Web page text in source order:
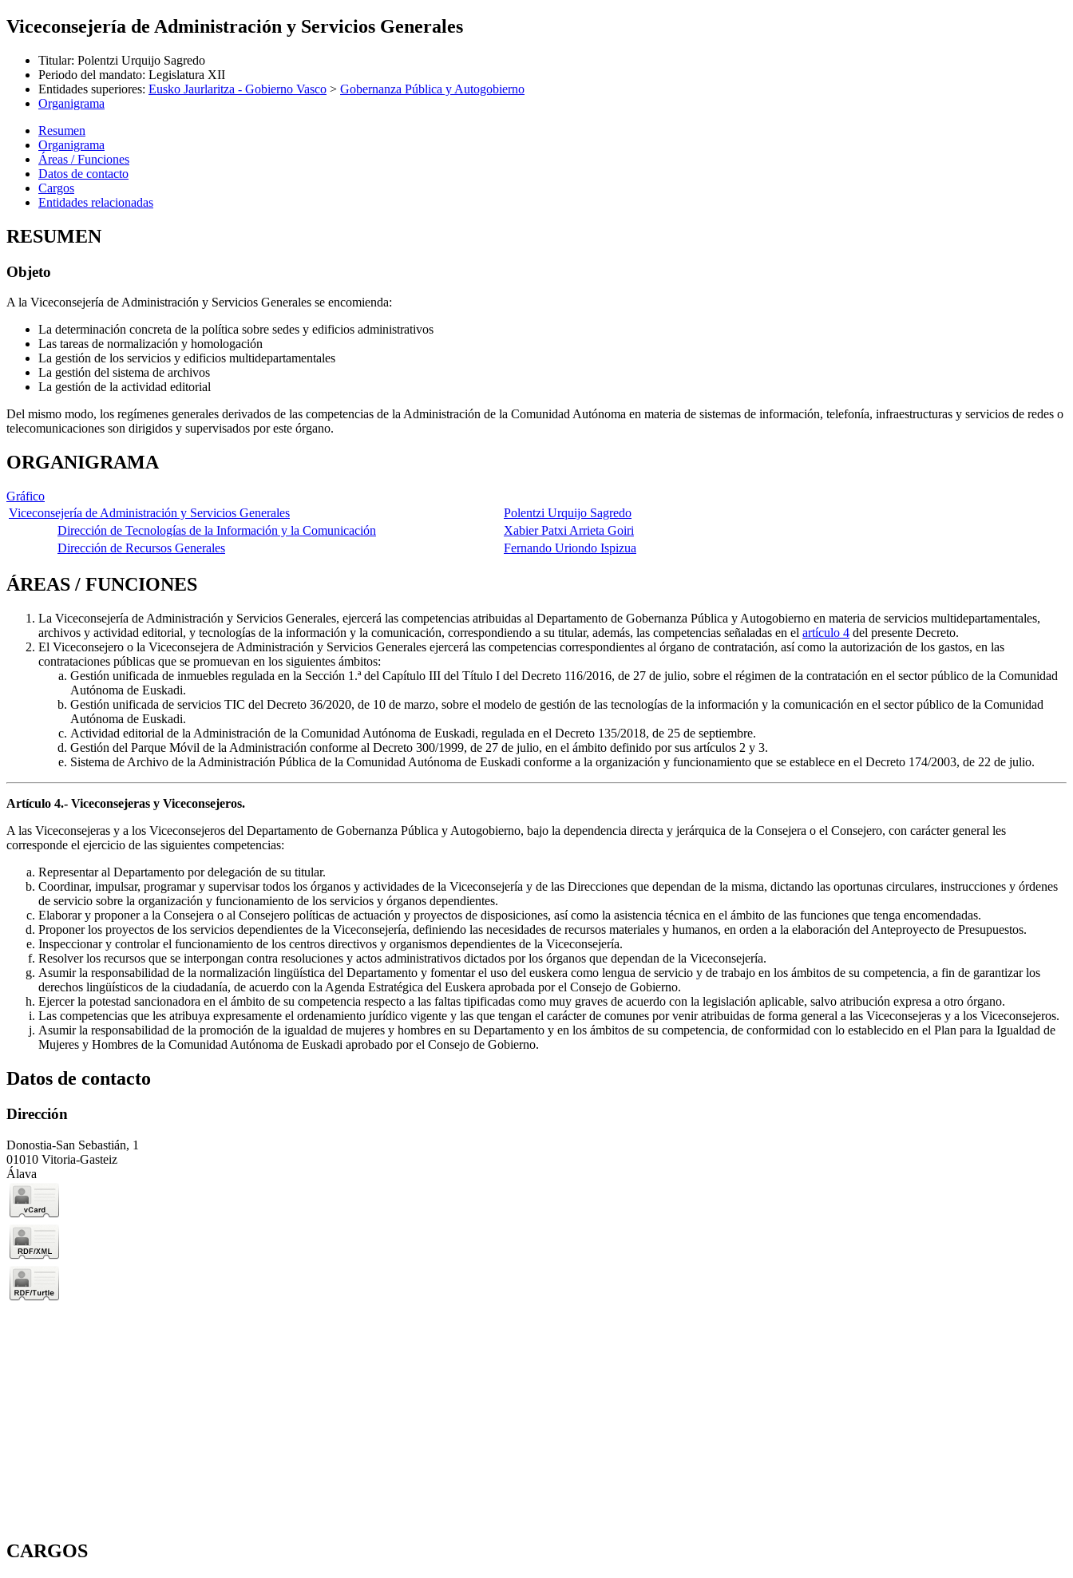
Viceconsejería de Administración y Servicios Generales
Titular: Polentzi Urquijo Sagredo
Periodo del mandato: Legislatura XII
Entidades superiores: Eusko Jaurlaritza - Gobierno Vasco > Gobernanza Pública y Autogobierno
Organigrama
Resumen
Organigrama
Áreas / Funciones
Datos de contacto
Cargos
Entidades relacionadas
RESUMEN
Objeto
A la Viceconsejería de Administración y Servicios Generales se encomienda:
La determinación concreta de la política sobre sedes y edificios administrativos
Las tareas de normalización y homologación
La gestión de los servicios y edificios multidepartamentales
La gestión del sistema de archivos
La gestión de la actividad editorial
Del mismo modo, los regímenes generales derivados de las competencias de la Administración de la Comunidad Autónoma en materia de sistemas de información, telefonía, infraestructuras y servicios de redes o
telecomunicaciones son dirigidos y supervisados por este órgano.
ORGANIGRAMA
Gráfico
Viceconsejería de Administración y Servicios Generales
Polentzi Urquijo Sagredo
Dirección de Tecnologías de la Información y la Comunicación
Xabier Patxi Arrieta Goiri
Dirección de Recursos Generales
Fernando Uriondo Ispizua
ÁREAS / FUNCIONES
La Viceconsejería de Administración y Servicios Generales, ejercerá las competencias atribuidas al Departamento de Gobernanza Pública y Autogobierno en materia de servicios multidepartamentales,
archivos y actividad editorial, y tecnologías de la información y la comunicación, correspondiendo a su titular, además, las competencias señaladas en el artículo 4 del presente Decreto.
El Viceconsejero o la Viceconsejera de Administración y Servicios Generales ejercerá las competencias correspondientes al órgano de contratación, así como la autorización de los gastos, en las
contrataciones públicas que se promuevan en los siguientes ámbitos:
Gestión unificada de inmuebles regulada en la Sección 1.ª del Capítulo III del Título I del Decreto 116/2016, de 27 de julio, sobre el régimen de la contratación en el sector público de la Comunidad
Autónoma de Euskadi.
Gestión unificada de servicios TIC del Decreto 36/2020, de 10 de marzo, sobre el modelo de gestión de las tecnologías de la información y la comunicación en el sector público de la Comunidad
Autónoma de Euskadi.
Actividad editorial de la Administración de la Comunidad Autónoma de Euskadi, regulada en el Decreto 135/2018, de 25 de septiembre.
Gestión del Parque Móvil de la Administración conforme al Decreto 300/1999, de 27 de julio, en el ámbito definido por sus artículos 2 y 3.
Sistema de Archivo de la Administración Pública de la Comunidad Autónoma de Euskadi conforme a la organización y funcionamiento que se establece en el Decreto 174/2003, de 22 de julio.
Artículo 4.- Viceconsejeras y Viceconsejeros.
A las Viceconsejeras y a los Viceconsejeros del Departamento de Gobernanza Pública y Autogobierno, bajo la dependencia directa y jerárquica de la Consejera o el Consejero, con carácter general les
corresponde el ejercicio de las siguientes competencias:
Representar al Departamento por delegación de su titular.
Coordinar, impulsar, programar y supervisar todos los órganos y actividades de la Viceconsejería y de las Direcciones que dependan de la misma, dictando las oportunas circulares, instrucciones y órdenes
de servicio sobre la organización y funcionamiento de los servicios y órganos dependientes.
Elaborar y proponer a la Consejera o al Consejero políticas de actuación y proyectos de disposiciones, así como la asistencia técnica en el ámbito de las funciones que tenga encomendadas.
Proponer los proyectos de los servicios dependientes de la Viceconsejería, definiendo las necesidades de recursos materiales y humanos, en orden a la elaboración del Anteproyecto de Presupuestos.
Inspeccionar y controlar el funcionamiento de los centros directivos y organismos dependientes de la Viceconsejería.
Resolver los recursos que se interpongan contra resoluciones y actos administrativos dictados por los órganos que dependan de la Viceconsejería.
Asumir la responsabilidad de la normalización lingüística del Departamento y fomentar el uso del euskera como lengua de servicio y de trabajo en los ámbitos de su competencia, a fin de garantizar los
derechos lingüísticos de la ciudadanía, de acuerdo con la Agenda Estratégica del Euskera aprobada por el Consejo de Gobierno.
Ejercer la potestad sancionadora en el ámbito de su competencia respecto a las faltas tipificadas como muy graves de acuerdo con la legislación aplicable, salvo atribución expresa a otro órgano.
Las competencias que les atribuya expresamente el ordenamiento jurídico vigente y las que tengan el carácter de comunes por venir atribuidas de forma general a las Viceconsejeras y a los Viceconsejeros.
Asumir la responsabilidad de la promoción de la igualdad de mujeres y hombres en su Departamento y en los ámbitos de su competencia, de conformidad con lo establecido en el Plan para la Igualdad de
Mujeres y Hombres de la Comunidad Autónoma de Euskadi aprobado por el Consejo de Gobierno.
Datos de contacto
Dirección
Donostia-San Sebastián, 1
01010 Vitoria-Gasteiz
Álava
CARGOS